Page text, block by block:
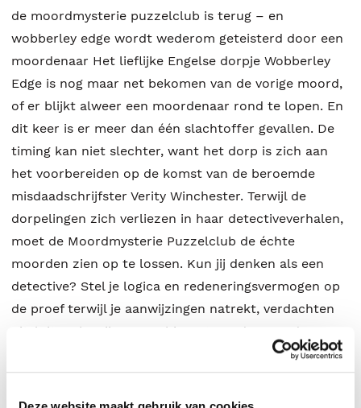
de moordmysterie puzzelclub is terug – en
wobberley edge wordt wederom geteisterd door een
moordenaar Het lieflijke Engelse dorpje Wobberley
Edge is nog maar net bekomen van de vorige moord,
of er blijkt alweer een moordenaar rond te lopen. En
dit keer is er meer dan één slachtoffer gevallen. De
timing kan niet slechter, want het dorp is zich aan
het voorbereiden op de komst van de beroemde
misdaadschrijfster Verity Winchester. Terwijl de
dorpelingen zich verliezen in haar detectiveverhalen,
moet de Moordmysterie Puzzelclub de échte
moorden zien op te lossen. Kun jij denken als een
detective? Stel je logica en redeneringsvermogen op
de proef terwijl je aanwijzingen natrekt, verdachten
uitsluit en bewijzen combineert om de moordenaar
te ontmaskeren. Voeg je bij het team van vijf
amateurspeurders en los meer dan 70 puzzels op om
de dader te pakken. Kun jij die essentiële vragen